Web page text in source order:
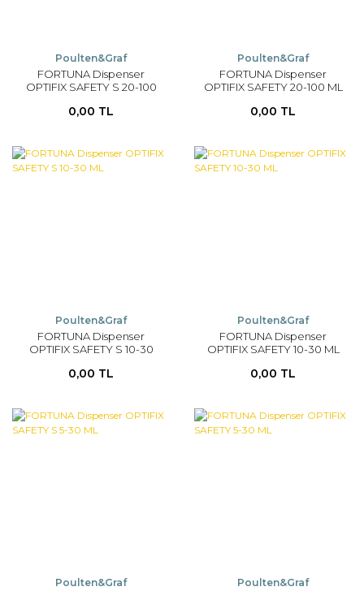
Poulten&Graf
FORTUNA Dispenser
OPTIFIX SAFETY S 20-100
0,00 TL
Poulten&Graf
FORTUNA Dispenser
OPTIFIX SAFETY 20-100 ML
0,00 TL
Poulten&Graf
FORTUNA Dispenser
OPTIFIX SAFETY S 10-30
0,00 TL
Poulten&Graf
FORTUNA Dispenser
OPTIFIX SAFETY 10-30 ML
0,00 TL
Poulten&Graf Poulten&Graf